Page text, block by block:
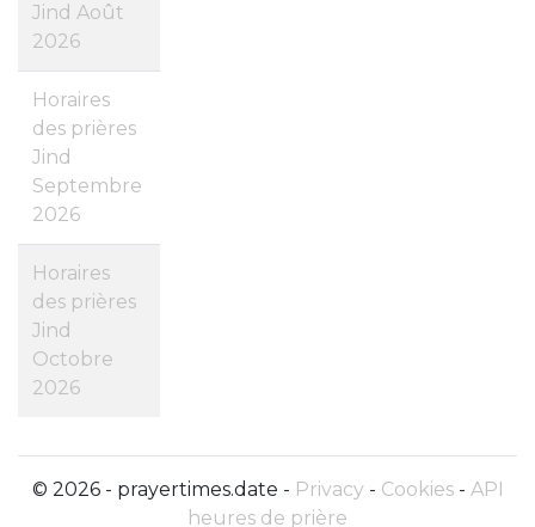
Jind Août
2026
Horaires
des prières
Jind
Septembre
2026
Horaires
des prières
Jind
Octobre
2026
© 2026 - prayertimes.date - Privacy- Cookies- API
heures de prière